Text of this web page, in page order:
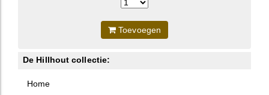
Toevoegen
De Hillhout collectie:
Home